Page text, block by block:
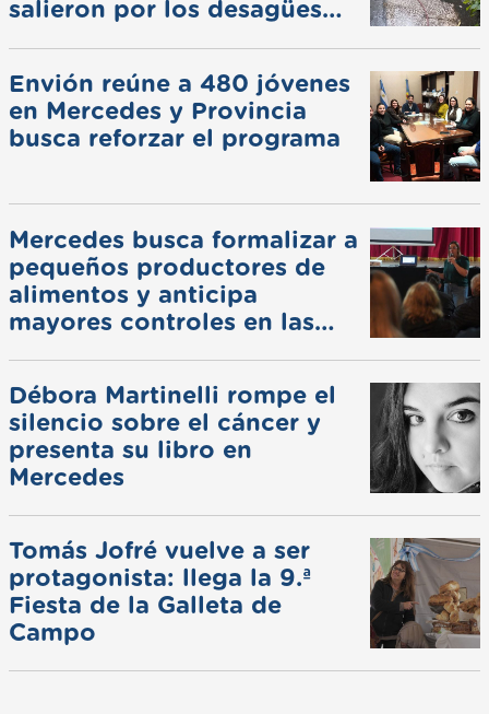
salieron por los desagües
Envión reúne a 480 jóvenes
en Mercedes y Provincia
busca reforzar el programa
Mercedes busca formalizar a
pequeños productores de
alimentos y anticipa
mayores controles en las
Débora Martinelli rompe el
silencio sobre el cáncer y
presenta su libro en
Mercedes
Tomás Jofré vuelve a ser
protagonista: llega la 9.ª
Fiesta de la Galleta de
Campo